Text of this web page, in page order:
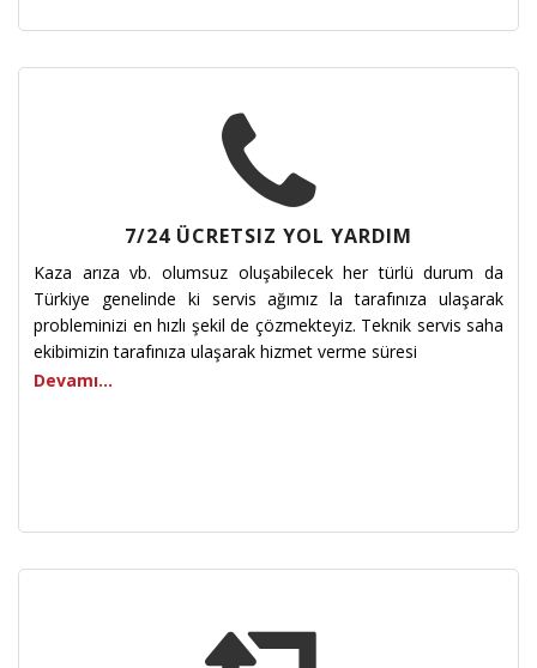
7/24 ÜCRETSIZ YOL YARDIM
Kaza arıza vb. olumsuz oluşabilecek her türlü durum da
Türkiye genelinde ki servis ağımız la tarafınıza ulaşarak
probleminizi en hızlı şekil de çözmekteyiz. Teknik servis saha
ekibimizin tarafınıza ulaşarak hizmet verme süresi
Devamı...